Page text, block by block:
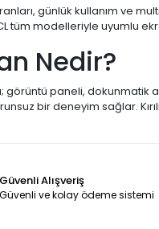
günlük kullanım ve
tüm modelleriyle uyumlu
Nedir?
görüntü paneli, dokunmatik
bir deneyim sağlar.
kasaya oturduğu
Güvenli Alışveriş
Güvenli ve kolay ödeme sistemi